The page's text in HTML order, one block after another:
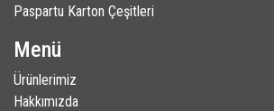
Paspartu Karton Çeşitleri
Menü
Ürünlerimiz
Hakkımızda